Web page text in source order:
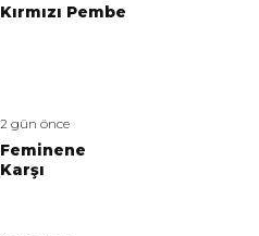
Kırmızı Pembe
2 gün önce
Feminene
Karşı